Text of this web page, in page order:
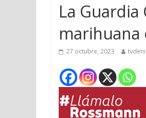
La
marihuana
27 octubre, 2023